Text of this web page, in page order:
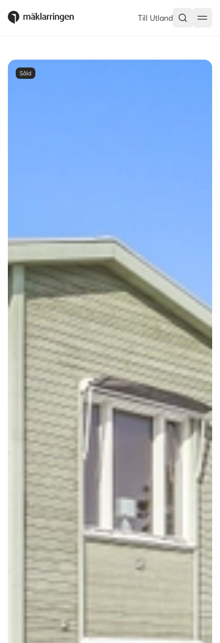
Till Utland
Såld